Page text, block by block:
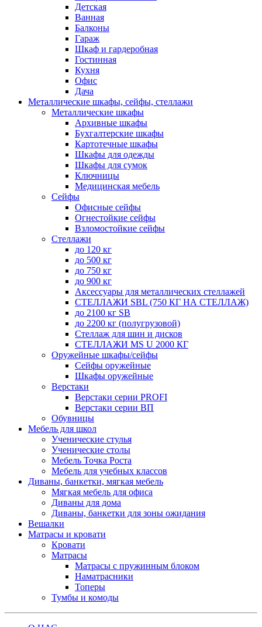
Детская
Ванная
Балконы
Гараж
Шкаф и гардеробная
Гостинная
Кухня
Офис
Дача
Металлические шкафы, сейфы, стеллажи
Металлические шкафы
Архивные шкафы
Бухгалтерские шкафы
Картотечные шкафы
Шкафы для одежды
Шкафы для сумок
Ключницы
Медицинская мебель
Сейфы
Офисные сейфы
Огнестойкие сейфы
Взломостойкие сейфы
Стеллажи
до 120 кг
до 500 кг
до 750 кг
до 900 кг
Аксессуары для металлических стеллажей
СТЕЛЛАЖИ SBL (750 КГ НА СТЕЛЛАЖ)
до 2100 кг SB
до 2200 кг (полугрузовой)
Стеллаж для шин и дисков
СТЕЛЛАЖИ MS U 2000 КГ
Оружейные шкафы/сейфы
Сейфы оружейные
Шкафы оружейные
Верстаки
Верстаки серии PROFI
Верстаки серии ВП
Обувницы
Мебель для школ
Ученические стулья
Ученические столы
Мебель Точка Роста
Мебель для учебных классов
Диваны, банкетки, мягкая мебель
Мягкая мебель для офиса
Диваны для дома
Диваны, банкетки для зоны ожидания
Вешалки
Матрасы и кровати
Кровати
Матрасы
Матрасы с пружинным блоком
Наматрасники
Топеры
Тумбы и комоды